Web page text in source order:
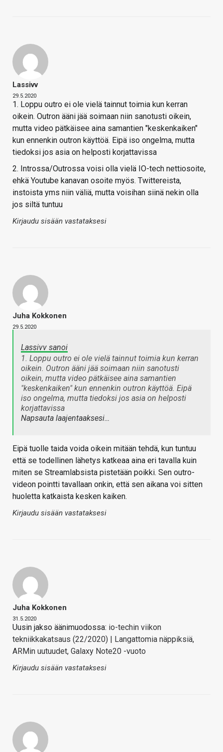
Lassivv
29.5.2020
1. Loppu outro ei ole vielä tainnut toimia kun kerran
oikein. Outron ääni jää soimaan niin sanotusti oikein,
mutta video pätkäisee aina samantien "keskenkaiken"
kun ennenkin outron käyttöä. Eipä iso ongelma, mutta
tiedoksi jos asia on helposti korjattavissa
2. Introssa/Outrossa voisi olla vielä IO-tech nettiosoite,
ehkä Youtube kanavan osoite myös. Twittereista,
instoista yms niin väliä, mutta voisihan siinä nekin olla
jos siltä tuntuu
Kirjaudu sisään vastataksesi
Juha Kokkonen
29.5.2020
Lassivv sanoi
1. Loppu outro ei ole vielä tainnut toimia kun kerran
oikein. Outron ääni jää soimaan niin sanotusti
oikein, mutta video pätkäisee aina samantien
"keskenkaiken" kun ennenkin outron käyttöä. Eipä
iso ongelma, mutta tiedoksi jos asia on helposti
korjattavissa
Napsauta laajentaaksesi…
Eipä tuolle taida voida oikein mitään tehdä, kun tuntuu
että se todellinen lähetys katkeaa aina eri tavalla kuin
miten se Streamlabsista pistetään poikki. Sen outro-
videon pointti tavallaan onkin, että sen aikana voi sitten
huoletta katkaista kesken kaiken.
Kirjaudu sisään vastataksesi
Juha Kokkonen
31.5.2020
Uusin jakso äänimuodossa: io-techin viikon
tekniikkakatsaus (22/2020) | Langattomia näppiksiä,
ARMin uutuudet, Galaxy Note20 -vuoto
Kirjaudu sisään vastataksesi